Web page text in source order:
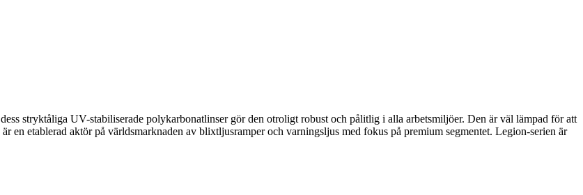
stryktåliga UV-stabiliserade polykarbonatlinser gör den otroligt robust och pålitlig i alla arbetsmiljöer. Den är väl lämpad för att
en etablerad aktör på världsmarknaden av blixtljusramper och varningsljus med fokus på premium segmentet. Legion-serien är